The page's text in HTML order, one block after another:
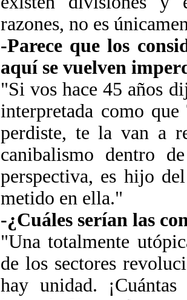
razones, no es
-Parece que los
aquí se vuelven
"Si vos hace 45 años
interpretada como
perdiste, te la van a
canibalismo dentro
perspectiva, es hijo
metido en ella."
-¿Cuáles serían las
"Una totalmente
de los sectores
hay unidad.